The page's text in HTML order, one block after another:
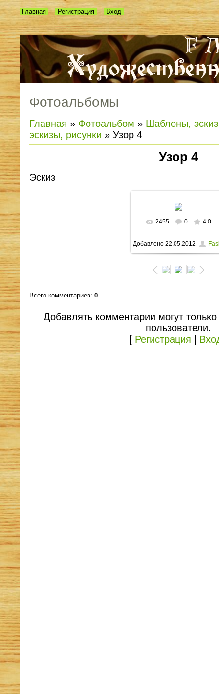
Главная Регистрация Вход
Фотоальбомы
Главная » Фотоальбом » Шаблоны,
эскизы, рисунки » Узор 4
Узор 4
Эскиз
2455 0 4.0
Добавлено22.05.2012
Всего комментариев: 0
Добавлять комментарии могут
пользователи.
[ Регистрация